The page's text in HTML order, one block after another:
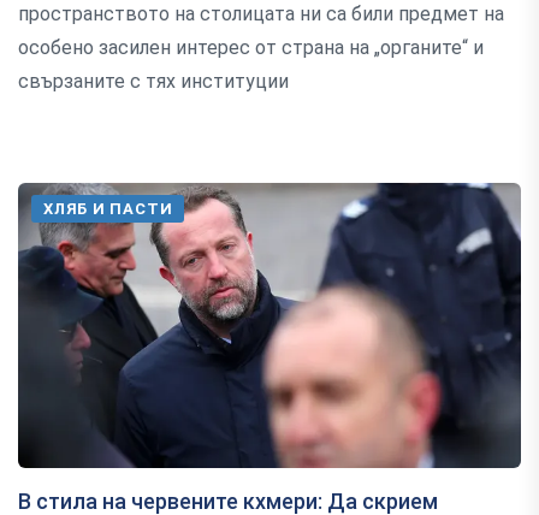
пространството на столицата ни са били предмет на
особено засилен интерес от страна на „органите“ и
свързаните с тях институции
ХЛЯБ И ПАСТИ
В стила на червените кхмери: Да скрием